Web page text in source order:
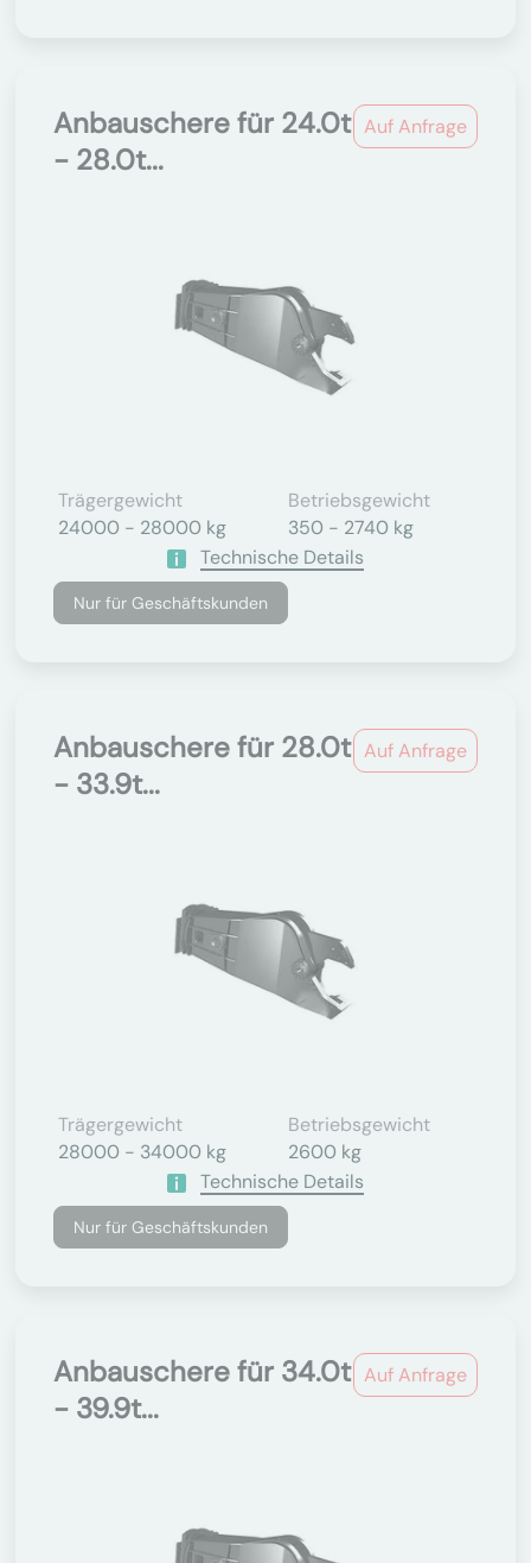
Auf Anfrage
Anbauschere für 24.0t
- 28.0t...
Trägergewicht
24000 - 28000 kg
Betriebsgewicht
350 - 2740 kg
Technische Details
Nur für Geschäftskunden
Auf Anfrage
Anbauschere für 28.0t
- 33.9t...
Trägergewicht
28000 - 34000 kg
Betriebsgewicht
2600 kg
Technische Details
Nur für Geschäftskunden
Auf Anfrage
Anbauschere für 34.0t
- 39.9t...